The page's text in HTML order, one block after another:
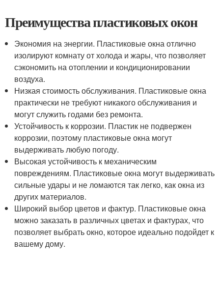
Преимущества пластиковых окон
Экономия на энергии. Пластиковые окна отлично
изолируют комнату от холода и жары, что позволяет
сэкономить на отоплении и кондиционировании
воздуха.
Низкая стоимость обслуживания. Пластиковые окна
практически не требуют никакого обслуживания и
могут служить годами без ремонта.
Устойчивость к коррозии. Пластик не подвержен
коррозии, поэтому пластиковые окна могут
выдерживать любую погоду.
Высокая устойчивость к механическим
повреждениям. Пластиковые окна могут выдерживать
сильные удары и не ломаются так легко, как окна из
других материалов.
Широкий выбор цветов и фактур. Пластиковые окна
можно заказать в различных цветах и фактурах, что
позволяет выбрать окно, которое идеально подойдет к
вашему дому.